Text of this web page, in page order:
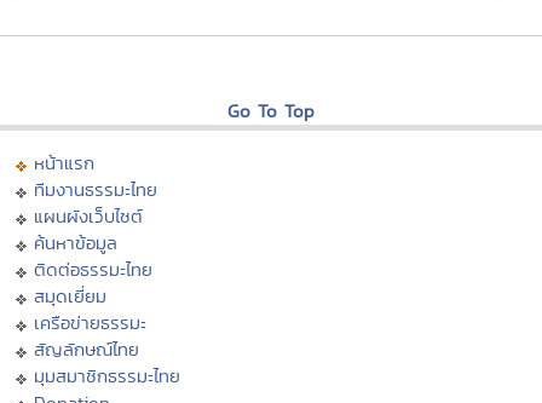
Go To Top
หน้าแรก
ทีมงานธรรมะไทย
แผนผังเว็บไซต์
ค้นหาข้อมูล
ติดต่อธรรมะไทย
สมุดเยี่ยม
เครือข่ายธรรมะ
สัญลักษณ์ไทย
มุมสมาชิกธรรมะไทย